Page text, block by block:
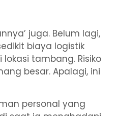
juga. Belum lagi,
biaya logistik
tambang. Risiko
besar. Apalagi, ini
personal yang